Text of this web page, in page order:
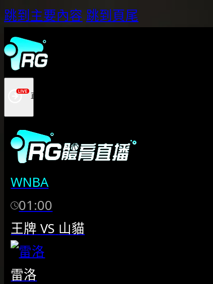
跳到主要內容 跳到頁尾
WNBA
01:00
王牌 VS 山貓
雷洛